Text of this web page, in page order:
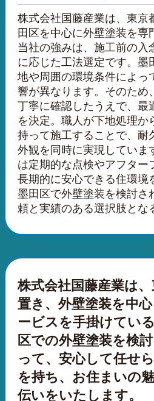
株式会社国藤産業は、東京
田区を中心に外壁塗装を専
当社の強みは、施工前の入
に応じた工法選定です。墨
地や周囲の環境条件によっ
響が異なります。そのため
丁寧に確認したうえで、最
を決定。職人が下地処理か
持って施工することで、耐
外観を同時に実現していま
は定期的な点検やアフター
長期的に安心できる住環境
墨田区で外壁塗装を検討さ
頼と実績のある選択肢とな
株式会社国藤産業は
置き、外壁塗装を中
ービスを手掛けてい
区での外壁塗装を検
って、安心して任せ
を持ち、お住まいの
伝いをいたします。